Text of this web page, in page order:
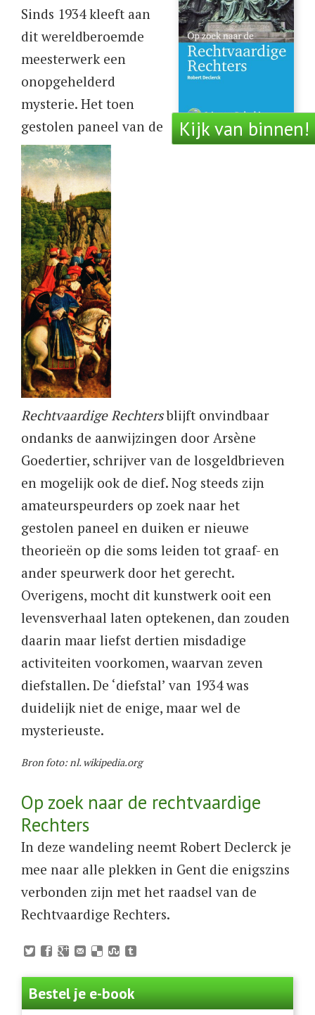
Bestel je e-book
Kijk van binnen!
Sinds 1934 kleeft aan
dit wereldberoemde
meesterwerk een
onopgehelderd
mysterie. Het toen
gestolen paneel van de
Rechtvaardige Rechtersblijft onvindbaar
ondanks de aanwijzingen door Arsène
Goedertier, schrijver van de losgeldbrieven
en mogelijk ook de dief. Nog steeds zijn
amateurspeurders op zoek naar het
gestolen paneel en duiken er nieuwe
theorieën op die soms leiden tot graaf- en
ander speurwerk door het gerecht.
Overigens, mocht dit kunstwerk ooit een
levensverhaal laten optekenen, dan zouden
daarin maar liefst dertien misdadige
activiteiten voorkomen, waarvan zeven
diefstallen. De ‘diefstal’ van 1934 was
duidelijk niet de enige, maar wel de
mysterieuste.
Bron foto: nl. wikipedia.org
Op zoek naar de rechtvaardige
Rechters
In deze wandeling neemt Robert Declerck je
mee naar alle plekken in Gent die enigszins
verbonden zijn met het raadsel van de
Rechtvaardige Rechters.